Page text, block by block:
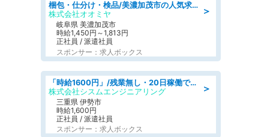
＞
梱包・仕分け・検品/美濃加茂市の人気求人仕分け/高時給/長期休暇充実
株式会社オオミヤ
岐阜県 美濃加茂市
時給1,450円～1,813円
正社員 / 派遣社員
スポンサー：求人ボックス
＞
「時給1600円」/残業無し・20日稼働で月収25万円以上可/人物重視の選考/ねじ締めや梱包業務
株式会社シスムエンジニアリング
三重県 伊勢市
時給1,600円
正社員 / 派遣社員
スポンサー：求人ボックス